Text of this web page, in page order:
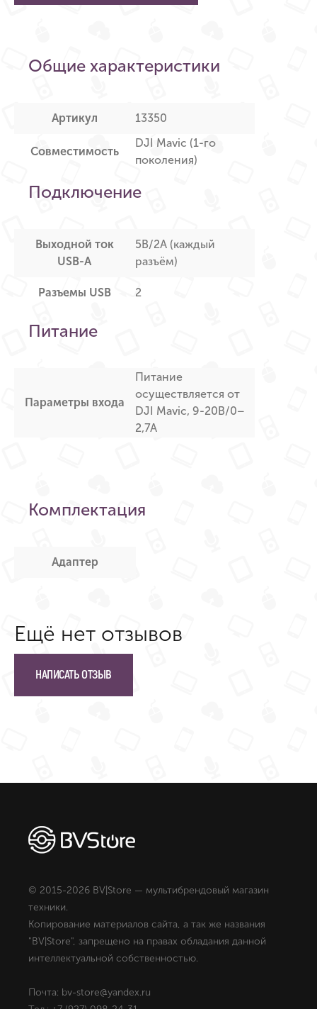
Общие характеристики
Артикул 13350
Совместимость
DJI Mavic (1-го
поколения)
Подключение
Выходной ток
USB-A
5В/2А (каждый
разъём)
Разъемы USB 2
Питание
Параметры входа
Питание
осуществляется от
DJI Mavic, 9-20В/0–
2,7А
Комплектация
Адаптер
Ещё нет отзывов
НАПИСАТЬ ОТЗЫВ
© 2015-2026 BV|Store — мультибрендовый магазин
техники.
Копирование материалов сайта, а так же названия
"BV|Store", запрещено на правах обладания данной
интеллектуальной собственностью.
Почта: bv-store@yandex.ru